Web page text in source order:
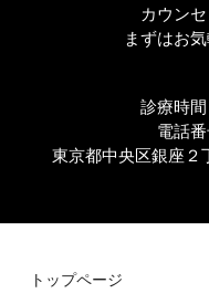
カウン
まずはお
診療時
電話
東京都中央区銀座２
トップページ